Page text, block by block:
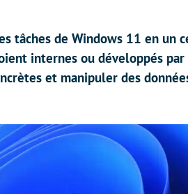
tâches de Windows 11 en un
internes ou développés
et manipuler des